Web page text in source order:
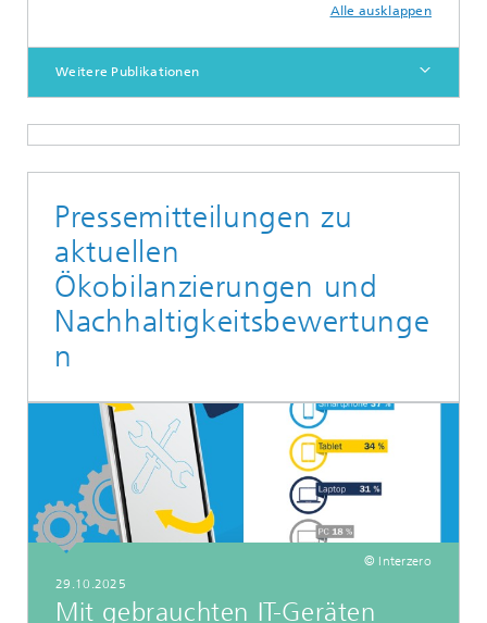
Alle ausklappen
Weitere Publikationen
Pressemitteilungen zu
aktuellen
Ökobilanzierungen und
Nachhaltigkeitsbewertunge
n
© Interzero
29.10.2025
Mit gebrauchten IT-Geräten